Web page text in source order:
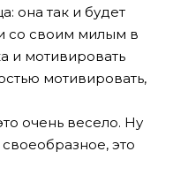
она так и будет
со своим милым в
и мотивировать
мотивировать,
очень весело. Ну
это